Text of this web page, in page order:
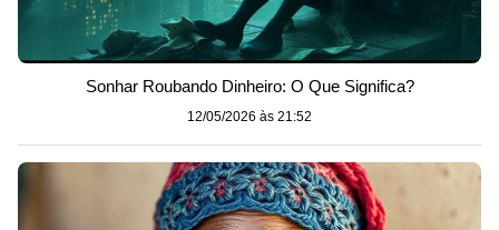
Sonhar Roubando Dinheiro: O Que Significa?
12/05/2026 às 21:52